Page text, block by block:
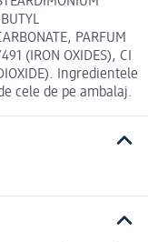
PARFUM
(IRON OXIDES), CI
Ingredientele
cele de pe ambalaj.